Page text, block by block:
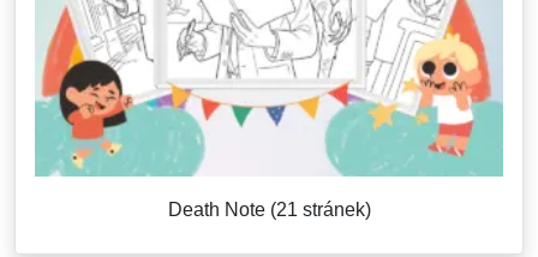
Death Note (21 stránek)